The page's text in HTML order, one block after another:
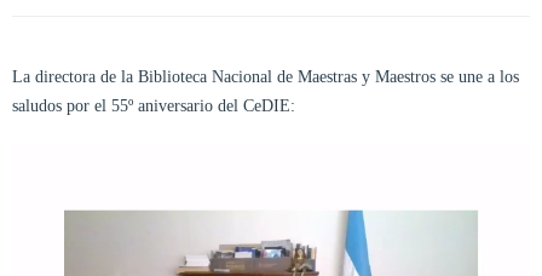
La directora de la Biblioteca Nacional de Maestras y Maestros se une a los
saludos por el 55º aniversario del CeDIE: